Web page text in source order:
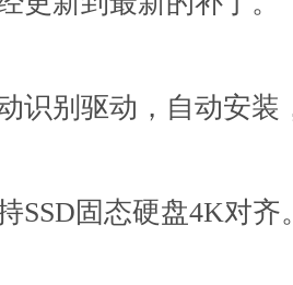
识别驱动，自动安装
SSD固态硬盘4K对齐